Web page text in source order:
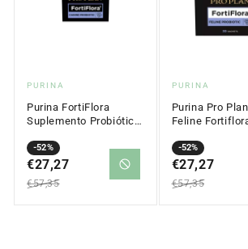
Proveedor:
PURINA
Purina FortiFlora
Suplemento Probiótico
de 1g
-52%
Precio
en
oferta
€27,27
Precio
regular
€57,35
Proveedor:
PURINA
Purina Pro
Feline
Alimenticio 30
de 1g
-52%
Precio
en
oferta
€27,27
Precio
regular
€57,35